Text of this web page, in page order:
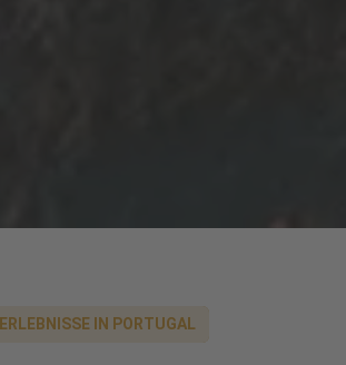
ERLEBNISSE IN PORTUGAL